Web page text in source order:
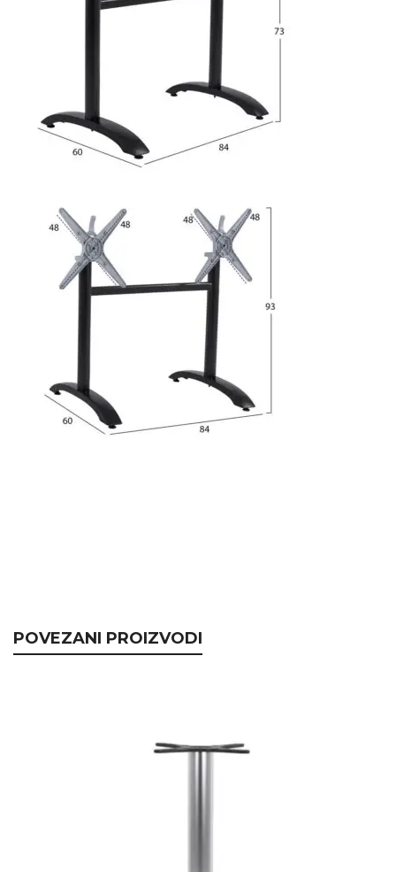
POVEZANI PROIZVODI